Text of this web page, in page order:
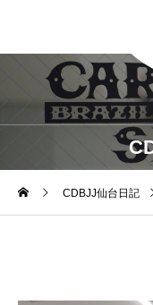
CDBJJ仙台日記